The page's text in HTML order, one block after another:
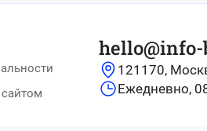
121170,
Ежедневно,